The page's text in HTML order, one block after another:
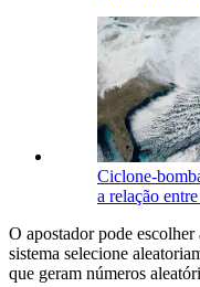
Ciclone-
a relação
O apostador pode
sistema selecione
que geram números